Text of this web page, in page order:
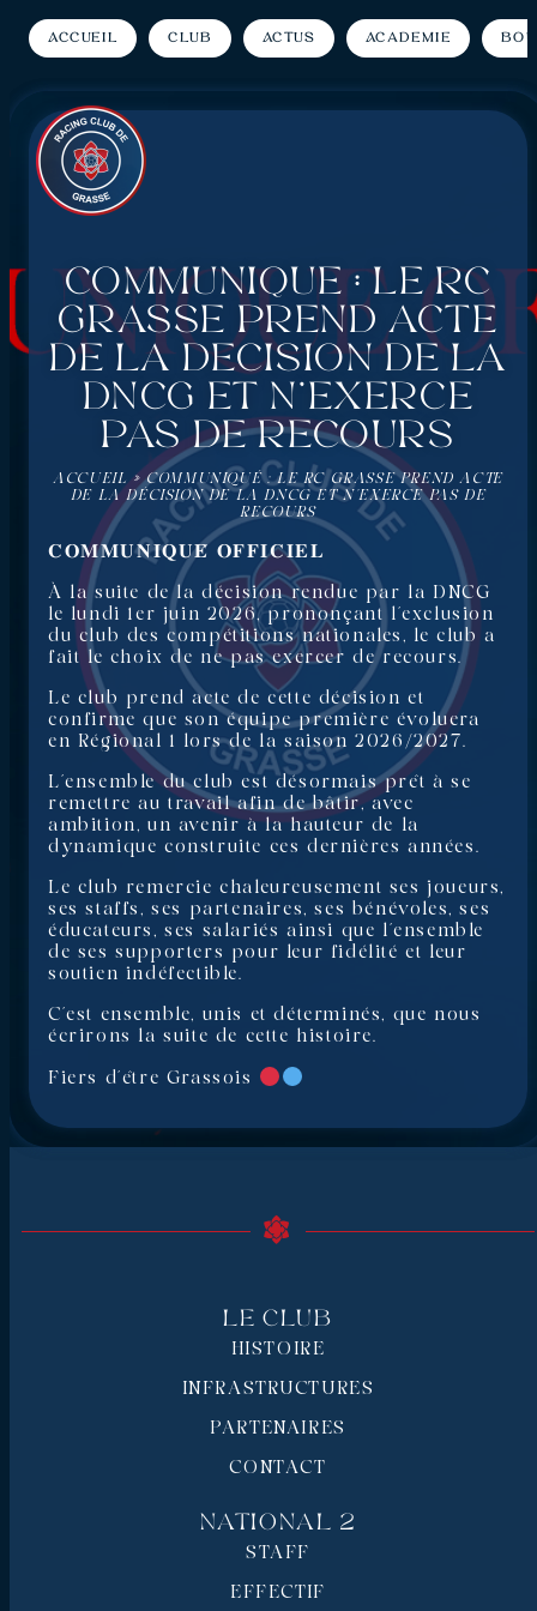
Accueil Club Actus Académie
Communiqué : Le RC
Grasse prend acte
de la décision de la
DNCG et n’exerce
pas de recours
ACCUEIL»COMMUNIQUÉ : LE RC GRASSE PREND ACTE
DE LA DÉCISION DE LA DNCG ET N’EXERCE PAS DE
RECOURS
𝐂𝐎𝐌𝐌𝐔𝐍𝐈𝐐𝐔𝐄́ 𝐎𝐅𝐅𝐈𝐂𝐈𝐄𝐋
À la suite de la décision rendue par la DNCG
le lundi 1er juin 2026, prononçant l’exclusion
du club des compétitions nationales, le club a
fait le choix de ne pas exercer de recours.
Le club prend acte de cette décision et
confirme que son équipe première évoluera
en Régional 1 lors de la saison 2026/2027.
L’ensemble du club est désormais prêt à se
remettre au travail afin de bâtir, avec
ambition, un avenir à la hauteur de la
dynamique construite ces dernières années.
Le club remercie chaleureusement ses joueurs,
ses staffs, ses partenaires, ses bénévoles, ses
éducateurs, ses salariés ainsi que l’ensemble
de ses supporters pour leur fidélité et leur
soutien indéfectible.
C’est ensemble, unis et déterminés, que nous
écrirons la suite de cette histoire.
Fiers d’être Grassois
Le Club
HISTOIRE
INFRASTRUCTURES
PARTENAIRES
CONTACT
National 2
STAFF
EFFECTIF